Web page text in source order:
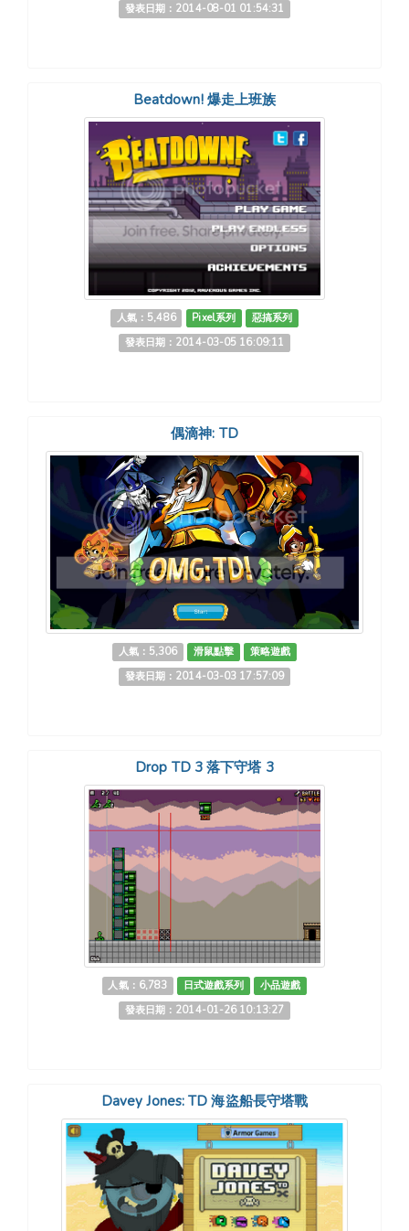
發表日期：2014-08-01 01:54:31
Beatdown! 爆走上班族
人氣：5,486 Pixel系列
惡搞系列
發表日期：2014-03-05 16:09:11
偶滴神: TD
人氣：5,306 滑鼠點擊
策略遊戲
發表日期：2014-03-03 17:57:09
Drop TD 3 落下守塔 3
人氣：6,783 日式遊戲系列
小品遊戲
發表日期：2014-01-26 10:13:27
Davey Jones: TD 海盜船長守塔戰